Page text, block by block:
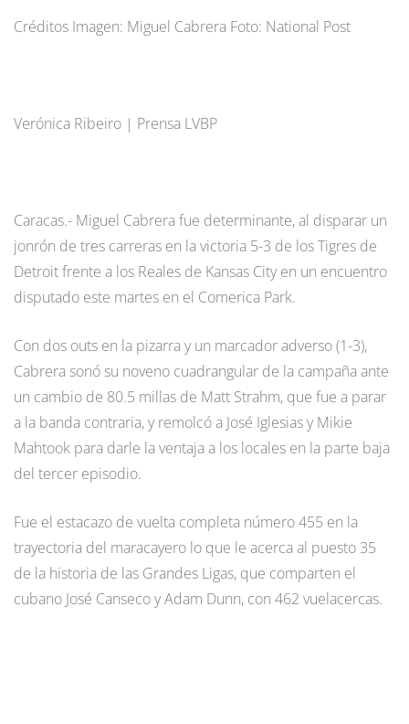
Créditos Imagen: Miguel Cabrera Foto: National Post
Verónica Ribeiro | Prensa LVBP
Caracas.- Miguel Cabrera fue determinante, al disparar un
jonrón de tres carreras en la victoria 5-3 de los Tigres de
Detroit frente a los Reales de Kansas City en un encuentro
disputado este martes en el Comerica Park.
Con dos outs en la pizarra y un marcador adverso (1-3),
Cabrera sonó su noveno cuadrangular de la campaña ante
un cambio de 80.5 millas de Matt Strahm, que fue a parar
a la banda contraria, y remolcó a José Iglesias y Mikie
Mahtook para darle la ventaja a los locales en la parte baja
del tercer episodio.
Fue el estacazo de vuelta completa número 455 en la
trayectoria del maracayero lo que le acerca al puesto 35
de la historia de las Grandes Ligas, que comparten el
cubano José Canseco y Adam Dunn, con 462 vuelacercas.